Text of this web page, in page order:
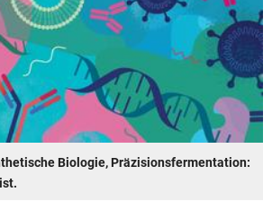
Biologie, Präzisionsfermentation: